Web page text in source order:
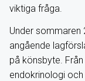
viktiga fråga.
Under sommaren
angående
på könsbyte.
endokrinologi